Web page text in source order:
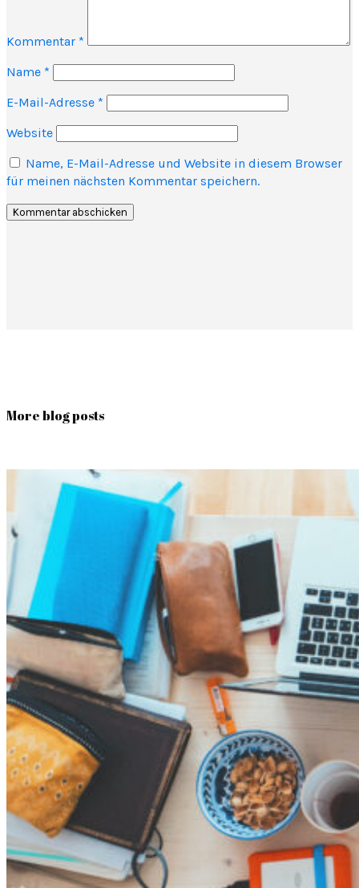
Kommentar *
Name *
E-Mail-Adresse *
Website
Name, E-Mail-Adresse und Website in diesem Browser
für meinen nächsten Kommentar speichern.
More blog posts